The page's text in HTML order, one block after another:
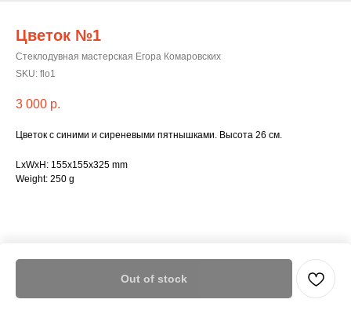
Цветок №1
Стеклодувная мастерская Егора Комаровских
SKU: flo1
3 000 р.
Out of stock
Цветок с синими и сиреневыми пятнышками. Высота 26 см.
LxWxH: 155x155x325 mm
Weight: 250 g